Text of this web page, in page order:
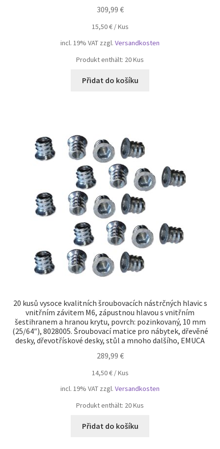
309,99 €
15,50€/Kus
incl. 19% VAT zzgl. Versandkosten
Produkt enthält: 20Kus
Přidat do košíku
20 kusů vysoce kvalitních šroubovacích nástrčných hlavic s
vnitřním závitem M6, zápustnou hlavou s vnitřním
šestihranem a hranou krytu, povrch: pozinkovaný, 10 mm
(25/64″), 8028005. Šroubovací matice pro nábytek, dřevěné
desky, dřevotřískové desky, stůl a mnoho dalšího, EMUCA
289,99 €
14,50€/Kus
incl. 19% VAT zzgl. Versandkosten
Produkt enthält: 20Kus
Přidat do košíku